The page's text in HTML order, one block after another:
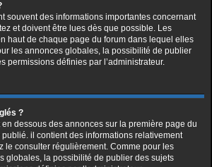
souvent des informations importantes concernant
et doivent être lues dès que possible. Les
haut de chaque page du forum dans lequel elles
les annonces globales, la possibilité de publier
permissions définies par l’administrateur.
?
dessous des annonces sur la première page du
il contient des informations relativement
le consulter régulièrement. Comme pour les
globales, la possibilité de publier des sujets